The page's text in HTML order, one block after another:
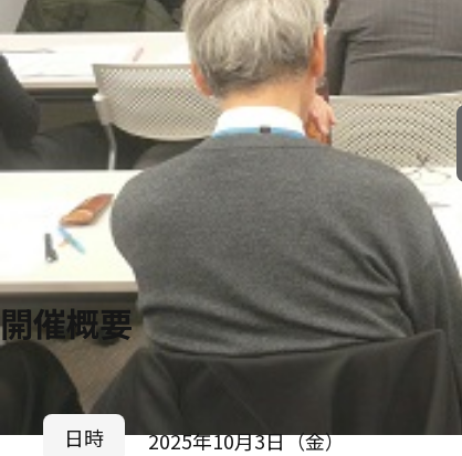
開催概要
日時 2025年10月3日（金）